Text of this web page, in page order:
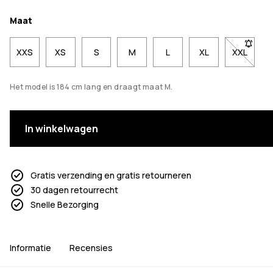
Maat
XXS XS S M L XL XXL- Maat
Het model is 184 cm lang en draagt maat M.
In winkelwagen
Gratis verzending en gratis retourneren
30 dagen retourrecht
Snelle Bezorging
Informatie Recensies